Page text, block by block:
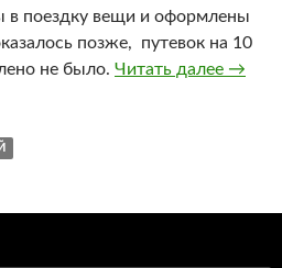
в поездку вещи и оформлены
позже, путевок на 10
не было. Читать далее Дети,
→